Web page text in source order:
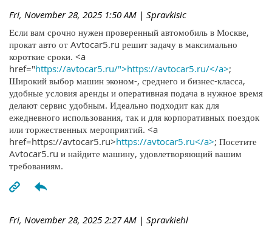
Fri, November 28, 2025 1:50 AM | Spravkisic
Если вам срочно нужен проверенный автомобиль в Москве,
прокат авто от Avtocar5.ru решит задачу в максимально
короткие сроки. <a
href="https://avtocar5.ru/">https://avtocar5.ru/</a>;
Широкий выбор машин эконом-, среднего и бизнес-класса,
удобные условия аренды и оперативная подача в нужное время
делают сервис удобным. Идеально подходит как для
ежедневного использования, так и для корпоративных поездок
или торжественных мероприятий. <a
href=https://avtocar5.ru>https://avtocar5.ru</a>; Посетите
Avtocar5.ru и найдите машину, удовлетворяющий вашим
требованиям.
Fri, November 28, 2025 2:27 AM | Spravkiehl